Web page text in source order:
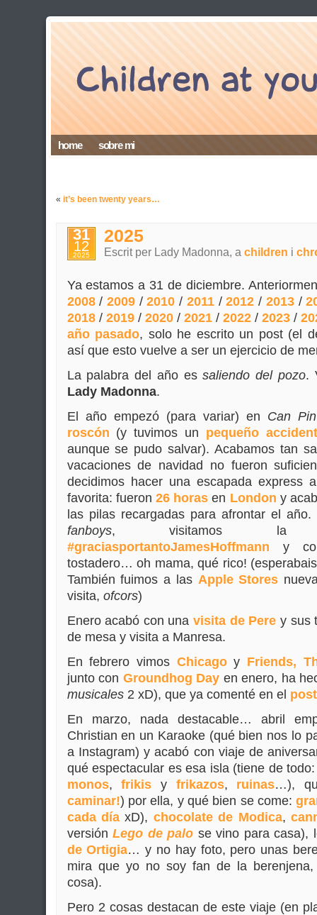
home sobre mi
« it’s been twenty years…
31
12
2025
2025
Escrit per Lady Madonna, achildren i
Ya estamos a 31 de diciembre.
2008/ 2009/2010 / 2011/2012 / 2013/
2018/ 2019/ 2020/ 2021/ 2022/ 2023/
año pasado, solo he escrito un post (el
así que esto vuelve a ser un ejercicio de
La palabra del año essaliendo del pozo.
Lady Madonna.
El año empezó (para variar) en Can
roscón (y tuvimos un pequeño
aunque se pudo salvar). Acabamos tan
vacaciones de navidad no fueron
decidimos hacer una escapada express
favorita: fueron 26 horas en London y
las pilas recargadas para afrontar el
fanboys, visitamos
#graciasportantoJamesHoffmann y
tostadero… oh mama, qué rico!
También fuimos a las Apple Stores
visita, ofcors)
Enero acabó con unavisita de Pere y sus
de mesa y visita a Manresa.
En febrero vimos Chicagoy Friends,
junto con Groundhog Day en enero, ha
musicales2 xD), que ya comenté en el post
En marzo, nada destacable… abril
Christian en un Karaoke (qué bien nos lo
a Instagram) y acabó con viaje de
qué espectacular es esa isla (tiene de
monos,frikis y frikazos, ruinas…),
caminar!) por ella, y qué bien se come:
cada díaxD), chocolate de Modica,
versiónLego de palo se vino para casa),
de Ortigia… y no hay foto, pero unas
mira que yo no soy fan de la
cosa).
Pero 2 cosas destacan de este viaje (en